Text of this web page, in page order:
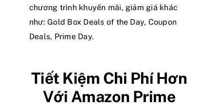
chương trình khuyến mãi, giảm giá khác
như: Gold Box Deals of the Day, Coupon
Deals, Prime Day.
Tiết Kiệm Chi Phí Hơn
Với Amazon Prime